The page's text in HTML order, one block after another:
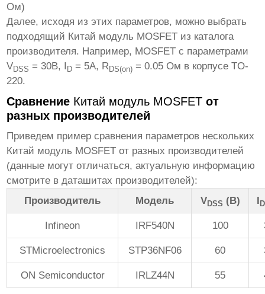
Ом)
Далее, исходя из этих параметров, можно выбрать
подходящий Китай модуль MOSFET из каталога
производителя. Например, MOSFET с параметрами
VDSS = 30В, I D = 5А, RDS(on) = 0.05 Ом в корпусе TO-
220.
Сравнение Китай модуль MOSFET от
разных производителей
Приведем пример сравнения параметров нескольких
Китай модуль MOSFET от разных производителей
(данные могут отличаться, актуальную информацию
смотрите в даташитах производителей):
Производитель
Модель VDSS (В) D
Infineon IRF540N 100
STMicroelectronics STP36NF06 60
ON Semiconductor IRLZ44N 55